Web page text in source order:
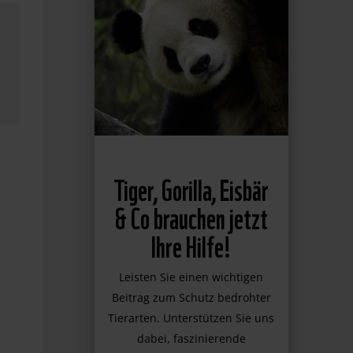
Tiger, Gorilla, Eisbär
& Co brauchen jetzt
Ihre Hilfe!
Leisten Sie einen wichtigen
Beitrag zum Schutz bedrohter
Tierarten. Unterstützen Sie uns